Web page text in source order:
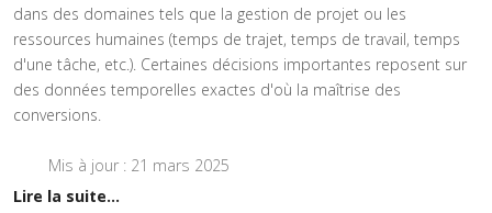
dans des domaines tels que la gestion de projet ou les
ressources humaines (temps de trajet, temps de travail, temps
d'une tâche, etc.). Certaines décisions importantes reposent sur
des données temporelles exactes d'où la maîtrise des
conversions.
Mis à jour : 21 mars 2025
Lire la suite...